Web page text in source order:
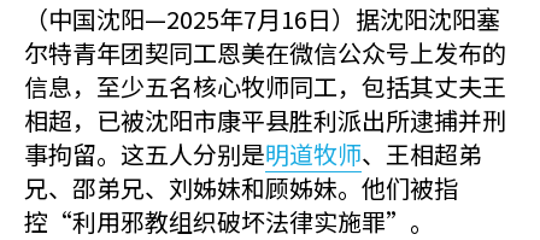
（中国沈阳—2025年7月16日）据沈阳沈阳塞
尔特青年团契同工恩美在微信公众号上发布的
信息，至少五名核心牧师同工，包括其丈夫王
相超，已被沈阳市康平县胜利派出所逮捕并刑
事拘留。这五人分别是明道牧师、王相超弟
兄、邵弟兄、刘姊妹和顾姊妹。他们被指
控“利用邪教组织破坏法律实施罪”。